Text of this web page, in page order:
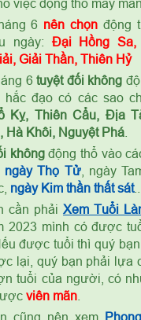
việc động thổ may mắn.
6 nên chọn động
ngày: Đại Hồng Sa,
Giải Thần, Thiên Hỷ
6 tuyệt đối không
hắc đạo có các sao
Kỵ, Thiên Cẩu, Địa
Hà Khôi, Nguyệt Phá
khôngđộng thổ vào
ngày Thọ Tử, ngày
ngày Kim thần thất sát...
cần phải Xem Tuổi
2023 mình có được
được tuổi thì quý
lại, quý bạn phải lựa
tuổi của người, có
viên mãn
cũng nên xem